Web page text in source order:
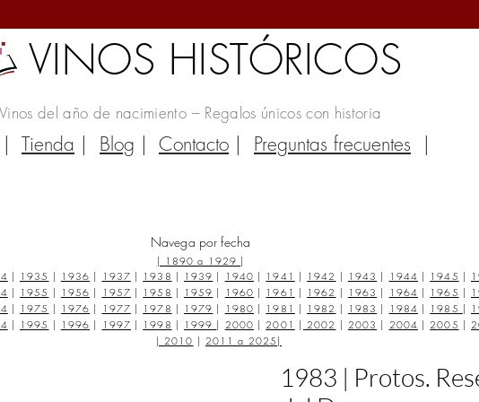
VINOS HISTÓRICOS
Vinos del año de nacimiento – Regalos únicos con historia
| Tienda | Blog | Contacto | Preguntas frecuentes |
Navega por fecha
| 1890 a 1929 |
| 1935 | 1936 | 1937 | 1938 | 1939 | 1940 | 1941 | 1942 | 1943 | 1944 | 1945 |
| 1955 | 1956 | 1957 | 1958 | 1959 | 1960 | 1961 | 1962 | 1963 | 1964 | 1965 |
| 1975 | 1976 | 1977 | 1978 | 1979 | 1980 | 1981 | 1982 | 1983 | 1984 | 1985 |
| 1995 | 1996 | 1997 | 1998 | 1999 | 2000 | 2001 | 2002 | 2003 | 2004 | 2005 |
| 2010 | 2011 a 2025 |
1983 | Protos.